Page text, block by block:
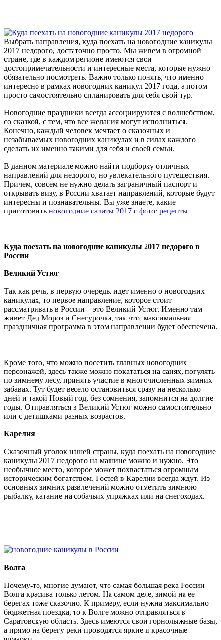
Выбрать направления, куда поехать на новогодние каникулы
2017 недорого, достаточно просто. Мы живем в огромной
стране, где в каждом регионе имеются свои
достопримечательности и интересные места, которые нужно
обязательно посмотреть. Важно только понять, что именно
интересно в рамках новогодних каникул 2017 года, а потом
просто самостоятельно спланировать для себя свой тур.
Новогодние праздники всегда ассоциируются с волшебством,
со сказкой, с тем, что все желания могут исполниться.
Конечно, каждый человек мечтает о сказочных и
незабываемых новогодних каникулах и в силах каждого
сделать их именно такими для себя и своей семьи.
В данном материале можно найти подборку отличных
направлений для недорого, но увлекательного путешествия.
Причем, совсем не нужно делать заграничный паспорт и
открывать визу, в России хватает направлений, которые будут
интересны и познавательны. Вы уже знаете, какие
приготовить новогодние салаты 2017 с фото: рецепты.
Куда поехать на новогодние каникулы 2017 недорого в
России
Великий Устюг
Так как речь, в первую очередь, идет именно о новогодних
каникулах, то первое направление, которое стоит
рассматривать в России – это Великий Устюг. Именно там
живет Дед Мороз и Снегурочка, так что, максимальная
праздничная программа в этом направлении будет обеспечена.
Кроме того, что можно посетить главных новогодних
персонажей, здесь также можно покататься на санях, погулять
по зимнему лесу, принять участие в многочисленных зимних
забавах. Тут будет весело остановиться сразу на несколько
дней и такой Новый год, без сомнения, запомнится на долгие
годы. Отправляться в Великий Устюг можно самостоятельно
или с детишками разных возрастов.
Карелия
Сказочный уголок нашей страны, куда поехать на новогодние
каникулы 2017 недорого на машине можно и нужно. Это
необычное место, которое может похвастаться огромным
историческим богатством. Гостей в Карелии всегда ждут. Из
основных зимних развлечений можно отметить зимнюю
рыбалку, катание на собачьих упряжках или на снегоходах.
Волга
Почему-то, многие думают, что самая большая река России
Волга красива только летом. На самом деле, зимой на ее
берегах тоже сказочно. К примеру, если нужна максимально
бюджетная поездка, то к Волге можно отправляться в
Саратовскую область. Здесь имеются свои горнолыжные базы,
а прямо на берегу реки проводятся яркие и красочные